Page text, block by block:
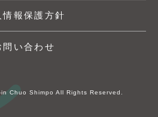
情報保護方針
問い合わせ
Chuo Shimpo All Rights Reserved.